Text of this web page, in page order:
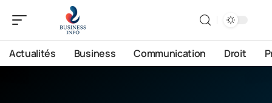
Actualités Business Communication Droit